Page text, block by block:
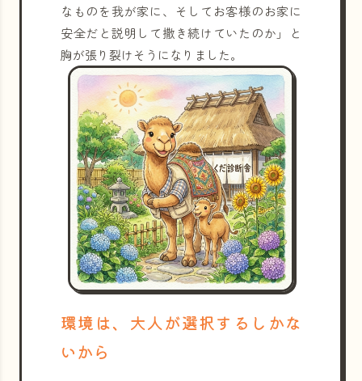
なものを我が家に、そしてお客様のお家に
安全だと説明して撒き続けていたのか」と
胸が張り裂けそうになりました。
環境は、大人が選択するしかな
いから